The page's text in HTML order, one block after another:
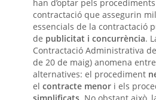
han d’optar pels
contractació que assegurin
essencials de la contractació
de publicitat i concurrència.
Contractació Administrativa de
de 20 de maig) anomena
alternatives: el procediment
el contracte menor i els